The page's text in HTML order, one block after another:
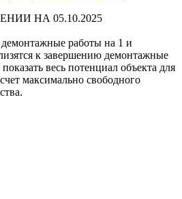
НА 05.10.2025
работы на 1 и
к завершению демонтажные
весь потенциал объекта для
максимально свободного